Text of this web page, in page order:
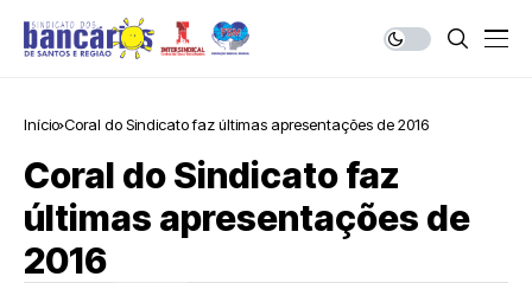
Início Coral do Sindicato faz últimas apresentações de 2016
Coral do Sindicato faz
últimas apresentações de
2016